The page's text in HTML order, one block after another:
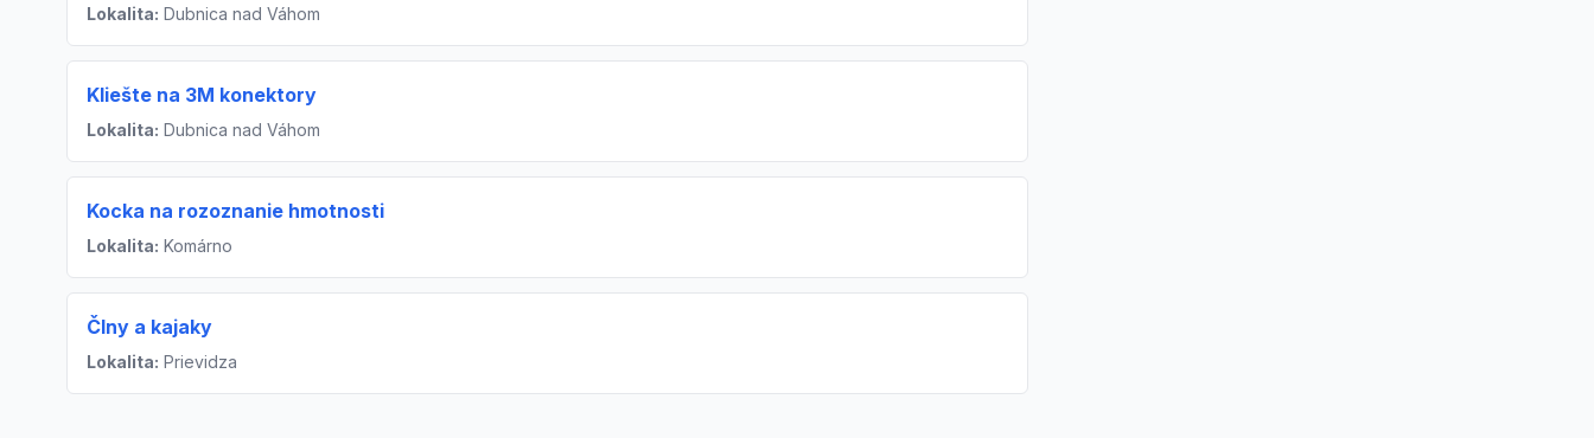
Lokalita: Dubnica nad Váhom
Kliešte na 3M konektory
Lokalita: Dubnica nad Váhom
Kocka na rozoznanie hmotnosti
Lokalita: Komárno
Člny a kajaky
Lokalita: Prievidza